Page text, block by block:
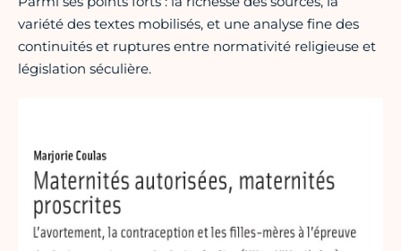
variété des textes mobilisés, et une analyse fine des
continuités et ruptures entre normativité religieuse et
législation séculière.